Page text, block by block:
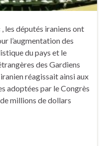
les députés iraniens ont
l’augmentation des
du pays et le
des Gardiens
réagissait ainsi aux
adoptées par le Congrès
millions de dollars